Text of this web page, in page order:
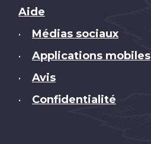
Brand
Aide
• Médias sociaux
• Applications mobiles
• Avis
• Confidentialité